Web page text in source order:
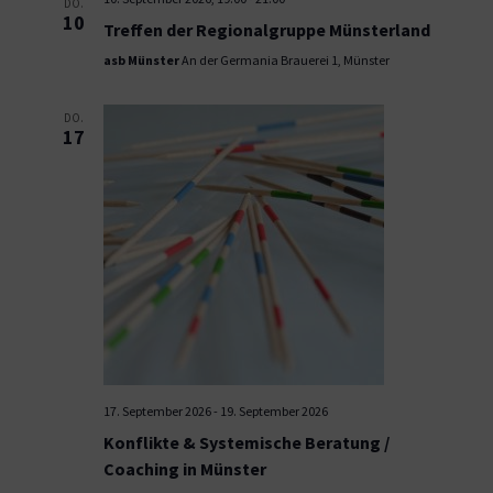
DO.
10 Treffen der Regionalgruppe Münsterland
asb MünsterAn der Germania Brauerei 1, Münster
DO.
17
17. September 2026- 19. September 2026
Konflikte & Systemische Beratung /
Coaching in Münster